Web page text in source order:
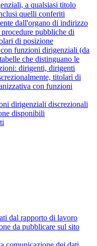
a qualsiasi titolo
quelli conferiti
dall'organo di indirizzo
pubbliche di
di posizione
funzioni dirigenziali (da
che distinguano le
dirigenti, dirigenti
titolari di
con funzioni
dirigenziali discrezionali
disponibili
dal rapporto di lavoro
da pubblicare sul sito